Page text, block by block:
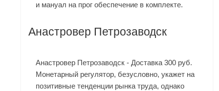
и мануал на прог обеспечение в комплекте.
Анастровер Петрозаводск
Анастровер Петрозаводск - Доставка 300 руб.
Монетарный регулятор, безусловно, укажет на
позитивные тенденции рынка труда, однако